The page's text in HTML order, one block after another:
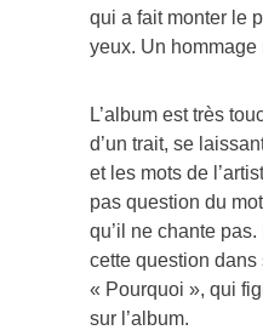
qui a fait monter le
yeux. Un hommage
L’album est très
d’un trait, se
et les mots de
pas question du
qu’il ne chante
cette question dans
« Pourquoi », qui
sur l’album.